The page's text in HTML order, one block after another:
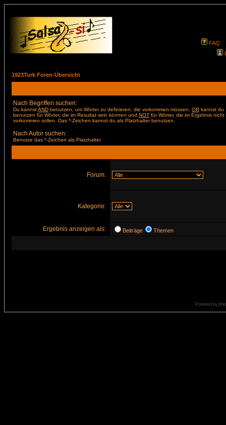
FAQ
1923Turk Foren-Übersicht
Nach Begriffen suchen:
Du kannstAND benutzen, um Wörter zu definieren, die vorkommen müssen, OR kannst du
benutzen für Wörter, die im Resultat sein können und NOT für Wörter, die im Ergebnis nicht
vorkommen sollen. Das *-Zeichen kannst du als Platzhalter benutzen.
Nach Autor suchen:
Benutze das *-Zeichen als Platzhalter
Forum:
Kategorie:
Ergebnis anzeigen als: Beiträge Themen
Powered by